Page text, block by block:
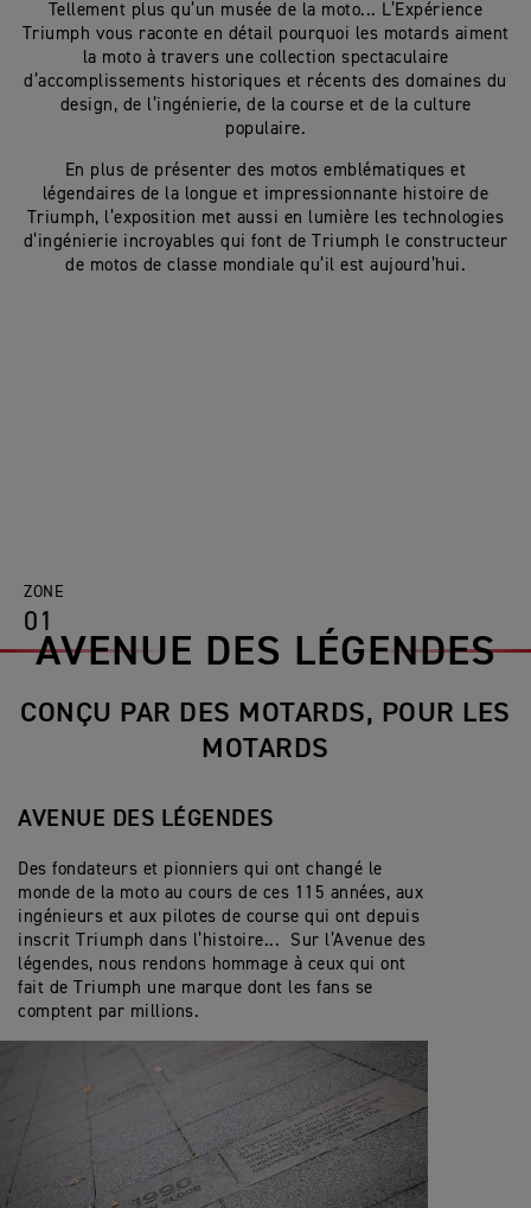
Tellement plus qu’un musée de la moto... L’Expérience
Triumph vous raconte en détail pourquoi les motards aiment
la moto à travers une collection spectaculaire
d’accomplissements historiques et récents des domaines du
design, de l’ingénierie, de la course et de la culture
populaire.
En plus de présenter des motos emblématiques et
légendaires de la longue et impressionnante histoire de
Triumph, l’exposition met aussi en lumière les technologies
d’ingénierie incroyables qui font de Triumph le constructeur
de motos de classe mondiale qu’il est aujourd’hui.
ZONE
01
AVENUE DES LÉGENDES
CONÇU PAR DES MOTARDS, POUR LES
MOTARDS
AVENUE DES LÉGENDES
Des fondateurs et pionniers qui ont changé le
monde de la moto au cours de ces 115 années, aux
ingénieurs et aux pilotes de course qui ont depuis
inscrit Triumph dans l’histoire... Sur l’Avenue des
légendes, nous rendons hommage à ceux qui ont
fait de Triumph une marque dont les fans se
comptent par millions.